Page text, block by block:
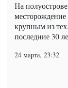
На
месторождение
крупным из
последние 30
24 марта, 23:32